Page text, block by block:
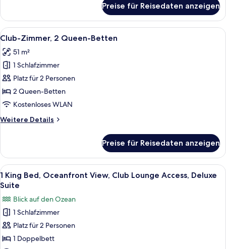
Zimmer,
Doppelbett
Preise für Reisedaten anzeigen
Alle
Fotos
für
Club-
Zimmer,
2 Queen-
Betten
Ein Hotelzimmer mit zwei Betten,
6
Club-Zimmer, 2 Queen-Betten
51 m²
1 Schlafzimmer
Platz für 2 Personen
2 Queen-Betten
Kostenloses WLAN
Weitere Details
Weitere
Zimmer,
2 Queen-
Betten
Preise für Reisedaten anzeigen
Alle
Fotos
1
King
Bed,
Oceanfront
Ein modernes Hotelzimmer mit
7
1 King Bed, Oceanfront View, Club Lounge Access, Deluxe
Suite
Blick auf den Ozean
1 Schlafzimmer
Platz für 2 Personen
1 Doppelbett